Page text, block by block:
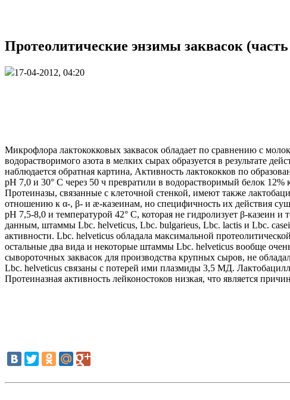
Протеолитические энзимы заквасок
17-04-2012, 04:20
Микрофлора лактококковых заквасок обладает по сравнению с
водорастворимого азота в мелких сырах образуется в результате
наблюдается обратная картина, Активность лактококков по
pH 7,0 и 30° С через 50 ч превратили в водорастворимый белок
Протеиназы, связанные с клеточной стенкой, имеют также
отношению к α-, β- и æ-казеинам, но специфичность их действия
pH 7,5-8,0 и температурой 42° С, которая не гидролизует β-казеин
данным, штаммы Lbc. helveticus, Lbc. bulgarieus, Lbc. lactis и Lbc.
активности. Lbc. helveticus обладала максимальной
остальные два вида и некоторые штаммы Lbc. helveticus вообще
сывороточных заквасок для производства крупных сыров, не
Lbc. helveticus связаны с потерей ими плазмиды 3,5 МД.
Протеиназная активность лейконостоков низкая, что является